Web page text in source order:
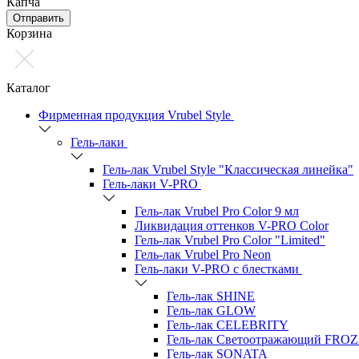
Отправить
Корзина
Каталог
Фирменная продукция Vrubel Style
Гель-лаки
Гель-лак Vrubel Style "Классическая линейка"
Гель-лаки V-PRO
Гель-лак Vrubel Pro Color 9 мл
Ликвидация оттенков V-PRO Color
Гель-лак Vrubel Pro Color "Limited"
Гель-лак Vrubel Pro Neon
Гель-лаки V-PRO c блестками
Гель-лак SHINE
Гель-лак GLOW
Гель-лак CELEBRITY
Гель-лак Светоотражающий
Гель-лак SONATA